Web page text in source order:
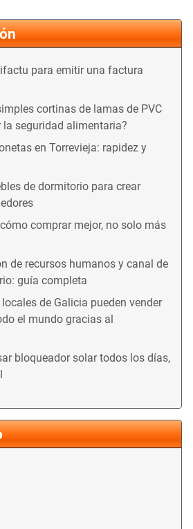
para emitir una factura
cortinas de lamas de PVC
seguridad alimentaria?
en Torrevieja: rapidez y
de dormitorio para crear
comprar mejor, no solo más
de recursos humanos y canal de
guía completa
de Galicia pueden vender
el mundo gracias al
bloqueador solar todos los días,